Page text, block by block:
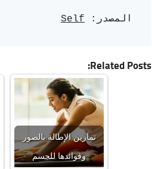
المصدر: Self
Related Posts:
تمارين الإطالة بالصور
وفوائدها للجسم